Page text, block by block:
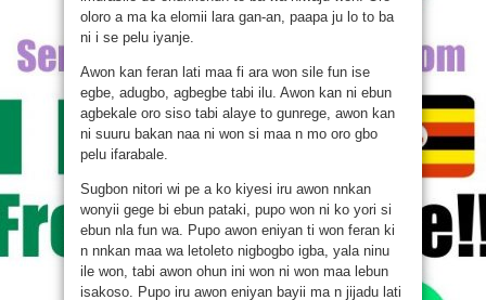
oloro a ma ka elomii lara gan-an, paapa ju lo to ba
ni i se pelu iyanje.
Awon kan feran lati maa fi ara won sile fun ise
egbe, adugbo, agbegbe tabi ilu. Awon kan ni ebun
agbekale oro siso tabi alaye to gunrege, awon kan
ni suuru bakan naa ni won si maa n mo oro gbo
pelu ifarabale.
Sugbon nitori wi pe a ko kiyesi iru awon nnkan
wonyii gege bi ebun pataki, pupo won ni ko yori si
ebun nla fun wa. Pupo awon eniyan ti won feran ki
n nnkan maa wa letoleto nigbogbo igba, yala ninu
ile won, tabi awon ohun ini won ni won maa lebun
isakoso. Pupo iru awon eniyan bayii ma n jijadu lati